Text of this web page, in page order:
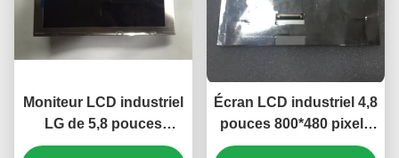
Moniteur LCD industriel
LG de 5,8 pouces
470cd/m2 avec
Écran LCD industriel 4,8
pouces 800*480 pixels
avec rétroéclairage